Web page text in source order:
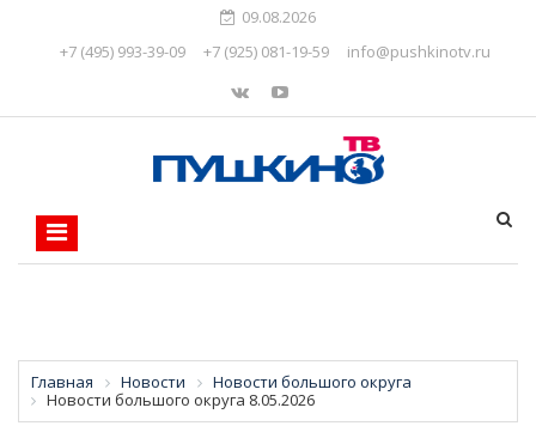
09.08.2026
+7 (495) 993-39-09
+7 (925) 081-19-59 info@pushkinotv.ru
Главная Новости
Новости большого округа
Новости большого округа 8.05.2026